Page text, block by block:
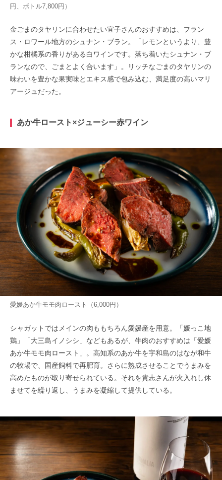
円、ボトル7,800円）
金ごまのタヤリンに合わせたい宜子さんのおすすめは、フラン
ス・ロワール地方のシュナン・ブラン。「レモンというより、豊
かな柑橘系の香りがある白ワインです。落ち着いたシュナン・ブ
ランなので、ごまとよく合います」。リッチなごまのタヤリンの
味わいを豊かな果実味とエキス感で包み込む、満足度の高いマリ
アージュだった。
あか牛ロースト×ジューシー赤ワイン
愛媛あか牛モモ肉ロースト（6,000円）
シャガットではメインの肉ももちろん愛媛産を用意。「媛っこ地
鶏」「大三島イノシシ」などもあるが、牛肉のおすすめは「愛媛
あか牛モモ肉ロースト」。高知系のあか牛を宇和島のはなが和牛
の牧場で、国産飼料で再肥育。さらに熟成させることでうまみを
高めたものが取り寄せられている。それを貴志さんが火入れし休
ませてを繰り返し、うまみを凝縮して提供している。